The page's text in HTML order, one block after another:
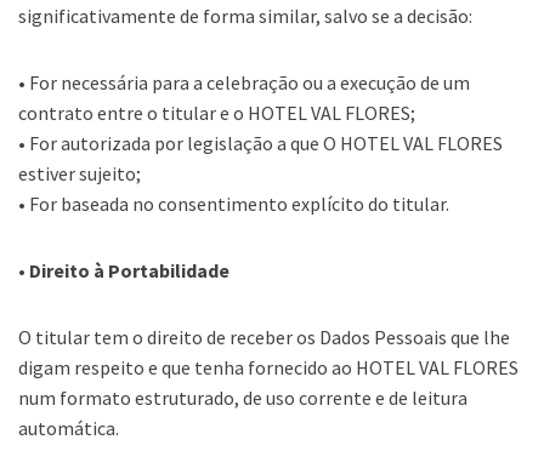
significativamente de forma similar, salvo se a decisão:
• For necessária para a celebração ou a execução de um
contrato entre o titular e o HOTEL VAL FLORES;
• For autorizada por legislação a que O HOTEL VAL FLORES
estiver sujeito;
• For baseada no consentimento explícito do titular.
• Direito à Portabilidade
O titular tem o direito de receber os Dados Pessoais que lhe
digam respeito e que tenha fornecido ao HOTEL VAL FLORES
num formato estruturado, de uso corrente e de leitura
automática.